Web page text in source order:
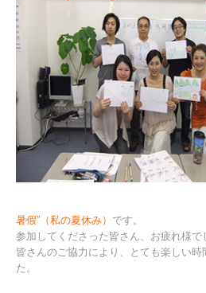
暑假”（私の夏休み） です。
参加してくださった皆さん、お疲れ様で
皆さんのご協力により、とても楽しい
た。